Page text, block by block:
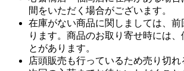
間をいただく場合がございます。
在庫がない商品に関しましては、前
ります。商品のお取り寄せ時には、
とがあります。
店頭販売も行っているため売り切れ